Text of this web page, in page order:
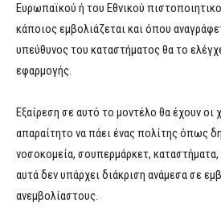
Ευρωπαϊκού ή του Εθνικού
κάποιος εμβολιάζεται και όπου
υπεύθυνος του καταστήματος θα το
εφαρμογής.
Εξαίρεση σε αυτό το μοντέλο θα έχουν οι
απαραίτητο να πάει ένας πολίτης όπως
νοσοκομεία, σουπερμάρκετ,
αυτά δεν υπάρχει διάκριση ανάμεσα σε
ανεμβολίαστους.